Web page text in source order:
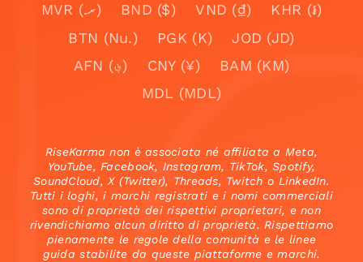
MVR (.ރ)
BND ($) VND (₫)
KHR (៛)
BTN (Nu.)
PGK (K)
JOD (JD)
AFN (؋)
CNY (¥)
BAM (KM)
MDL (MDL)
RiseKarma non è associata né affiliata a Meta,
YouTube, Facebook, Instagram, TikTok, Spotify,
SoundCloud, X (Twitter), Threads, Twitch o LinkedIn.
Tutti i loghi, i marchi registrati e i nomi commerciali
sono di proprietà dei rispettivi proprietari, e non
rivendichiamo alcun diritto di proprietà. Rispettiamo
pienamente le regole della comunità e le linee
guida stabilite da queste piattaforme e marchi.